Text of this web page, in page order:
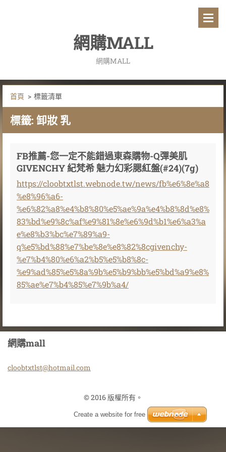
網購MALL
網購MALL
首頁 > 標籤清單
標籤: 卸妝 乳
FB推薦-您一定不能錯過東森購物-Q彈美肌
GIVENCHY 紀梵希 魅力幻彩腮紅盤(#24)(7g)
https://cloobtxtlst.webnode.tw/news/fb%e6%8e%a8
%e8%96%a6-
%e6%82%a8%e4%b8%80%e5%ae%9a%e4%b8%8d%e8%
83%bd%e9%8c%af%e9%81%8e%e6%9d%b1%e6%a3%a
e%e8%b3%bc%e7%89%a9-
q%e5%bd%88%e7%be%8e%e8%82%8cgivenchy-
%e7%b4%80%e6%a2%b5%e5%b8%8c-
%e9%ad%85%e5%8a%9b%e5%b9%bb%e5%bd%a9%e8%
85%ae%e7%b4%85%e7%9b%a4/
網購mall
cloobtxtlst@hotmail.com
© 2016 版權所有。
Create a website for free